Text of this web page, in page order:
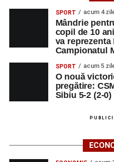
SPORT acum 4
Mândrie
copil de 10
va reprezenta
Campionatul
SPORT acum 5
O nouă
pregătire:
Sibiu 5-2 (2-0)